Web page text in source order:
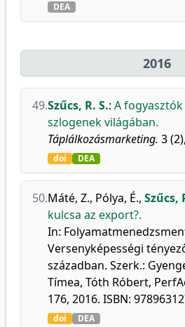
DEA
2016
49.Szűcs, R. S.: A
szlogenek világában.
Táplálkozásmarketing. 3
doi DEA
50.Máté, Z., Pólya, É., Szűcs,
kulcsa az export?.
In:
Versenyképességi
században. Szerk.:
Tímea, Tóth Róbert,
176, 2016. ISBN:
doi DEA